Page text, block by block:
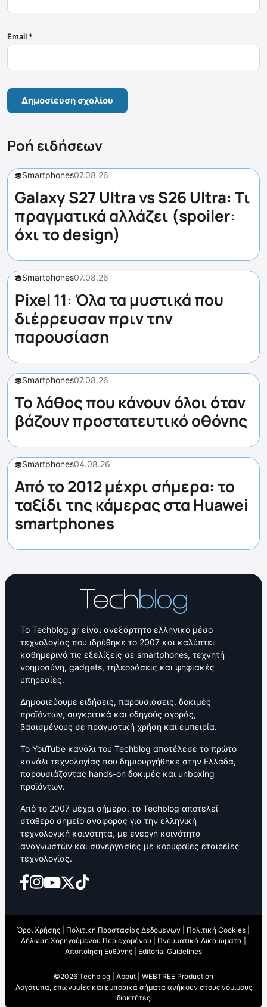
Email *
Ροή ειδήσεων
Smartphones07.08.26
Galaxy S27 Ultra vs S26 Ultra: Τι
πραγματικά αλλάζει (spoiler:
όχι το design)
Smartphones07.08.26
Pixel 11: Όλα τα μυστικά που
διέρρευσαν πριν την
παρουσίαση
Smartphones07.08.26
Το λάθος που κάνουν όλοι όταν
βάζουν προστατευτικό οθόνης
Smartphones04.08.26
Από το 2012 μέχρι σήμερα: το
ταξίδι της κάμερας στα Huawei
smartphones
Το Techblog.gr είναι ανεξάρτητο ελληνικό μέσο
τεχνολογίας που ιδρύθηκε το 2007 και καλύπτει
καθημερινά τις εξελίξεις σε smartphones, τεχνητή
νοημοσύνη, gadgets, τηλεοράσεις και ψηφιακές
υπηρεσίες.
Δημοσιεύουμε ειδήσεις, παρουσιάσεις, δοκιμές
προϊόντων, συγκριτικά και οδηγούς αγοράς,
βασισμένους σε πραγματική χρήση και εμπειρία.
Το YouTube κανάλι του Techblog αποτέλεσε το πρώτο
κανάλι τεχνολογίας που δημιουργήθηκε στην Ελλάδα,
παρουσιάζοντας hands-on δοκιμές και unboxing
προϊόντων.
Από το 2007 μέχρι σήμερα, το Techblog αποτελεί
σταθερό σημείο αναφοράς για την ελληνική
τεχνολογική κοινότητα, με ενεργή κοινότητα
αναγνωστών και συνεργασίες με κορυφαίες εταιρείες
τεχνολογίας.
Όροι Χρήσης Πολιτική Προστασίας Δεδομένων Πολιτική Cookies
Δήλωση Χορηγούμενου Περιεχομένου
Πνευματικά Δικαιώματα
Αποποίηση Ευθύνης
Editorial Guidelines
©2026 Techblog | About
WEBTREE Production
Λογότυπα, επωνυμίες και εμπορικά σήματα ανήκουν στους νόμιμους
ιδιοκτήτες.